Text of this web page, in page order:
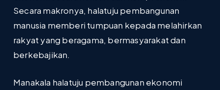
Secara makronya, halatuju pembangunan
manusia memberi tumpuan kepada melahirkan
rakyat yang beragama, bermasyarakat dan
berkebajikan.
Manakala halatuju pembangunan ekonomi